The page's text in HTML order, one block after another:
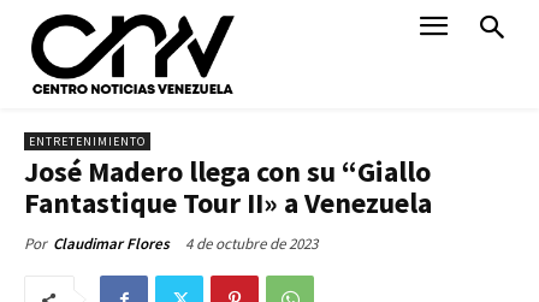
ENTRETENIMIENTO
José Madero llega con su “Giallo
Fantastique Tour II» a Venezuela
Por Claudimar Flores 4 de octubre de 2023